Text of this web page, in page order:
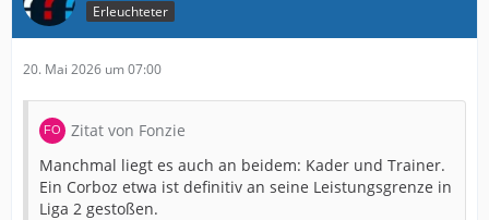
Erleuchteter
20. Mai 2026 um 07:00
Zitat von Fonzie
Manchmal liegt es auch an beidem: Kader und Trainer.
Ein Corboz etwa ist definitiv an seine Leistungsgrenze in
Liga 2 gestoßen.